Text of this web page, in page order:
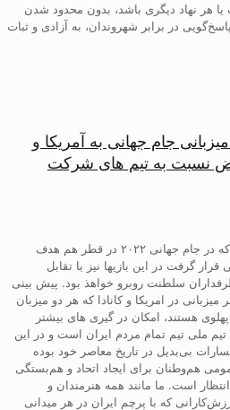
هر نهاد دیگری باشد، بدون محدود شدن
در برابر شهروندان، به آزادی و ثبات
جام جهانی به آمریکا و
نسبت به تیم های شرکت
گودرز اقتداری: تیم ملی همانگونه که در جام جهانی ۲۰۲۲ در قطر هم هدف
گرفت در این بازیها نیز با تقابل
سلطنت روبرو خواهذ بود. پیش بینی
در امریکا و کانادا که هر دو میزبان
هستند، امکان در گیری های بیشتر
ملی تیم تمام مردم ایران است و در این
بی‌بدیل در تاریخ معاصر خود بوده
هم‌وطنان برای ایجاد اتحاد و هم‌بستگی
است. ما مانند همه هنرمندان و
که با پرچم ایران در هر میدانی